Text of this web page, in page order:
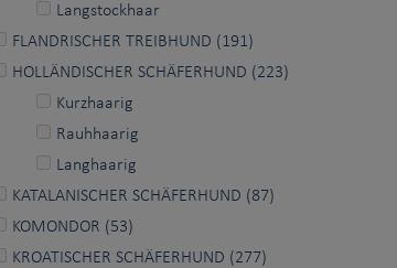
Langstockhaar
FLANDRISCHER TREIBHUND (191)
HOLLÄNDISCHER SCHÄFERHUND (223)
Kurzhaarig
Rauhhaarig
Langhaarig
KATALANISCHER SCHÄFERHUND (87)
KOMONDOR (53)
KROATISCHER SCHÄFERHUND (277)